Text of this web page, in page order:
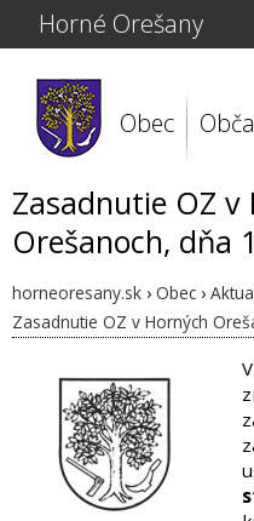
Horné Orešany
Obec
Zasadnutie OZ v
Orešanoch, dňa
horneoresany.sk › Obec ›
Zasadnutie OZ v Horných